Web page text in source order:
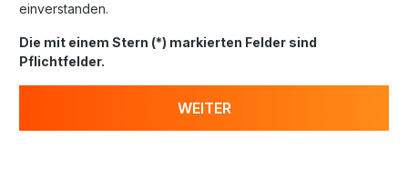
einverstanden.
Die mit einem Stern (*) markierten Felder sind
Pflichtfelder.
WEITER